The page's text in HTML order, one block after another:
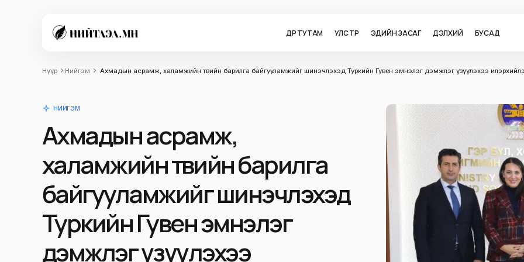
ӨДӨР ТУТАМ УЛС ТӨР ЭДИЙН ЗАСАГ ДЭЛХИЙ БУСАД
Нүүр Нийгэм Ахмадын асрамж, халамжийн төвийн барилга байгууламжийг шинэчлэхэд Туркийн Гувен эмнэлэг дэмжлэг үзүүлэхээ
НИЙГЭМ
Ахмадын асрамж,
халамжийн төвийн барилга
байгууламжийг шинэчлэхэд
Туркийн Гувен эмнэлэг
дэмжлэг үзүүлэхээ